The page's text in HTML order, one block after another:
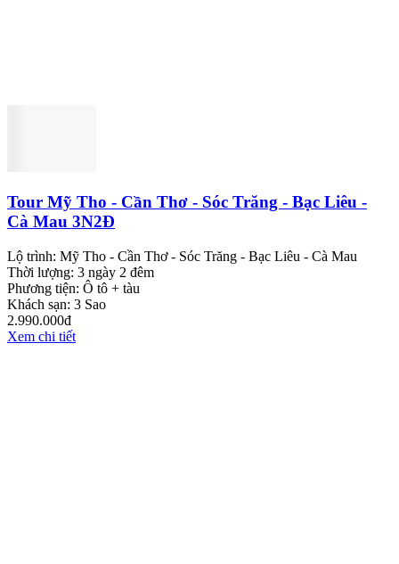
Tour Mỹ Tho - Cần Thơ - Sóc Trăng - Bạc Liêu -
Cà Mau 3N2Đ
Lộ trình: Mỹ Tho - Cần Thơ - Sóc Trăng - Bạc Liêu - Cà Mau
Thời lượng: 3 ngày 2 đêm
Phương tiện: Ô tô + tàu
Khách sạn: 3 Sao
2.990.000đ
Xem chi tiết